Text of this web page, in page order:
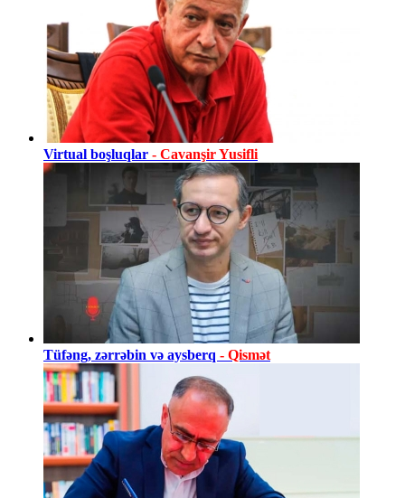
Virtual boşluqlar - Cavanşir Yusifli
Tüfəng, zərrəbin və aysberq - Qismət